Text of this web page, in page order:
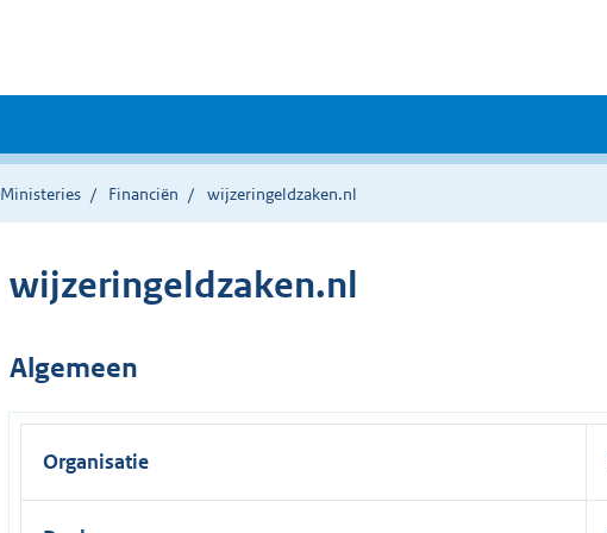
Ministeries Financiën wijzeringeldzaken.nl
wijzeringeldzaken.nl
Algemeen
Organisatie